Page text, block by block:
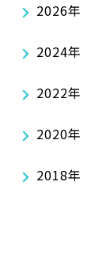
2026年
2024年
2022年
2020年
2018年